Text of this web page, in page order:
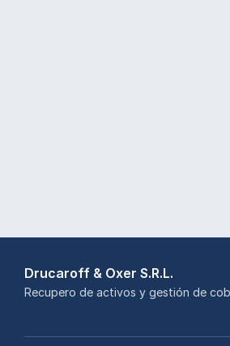
Drucaroff & Oxer S.R.L.
Recupero de activos y gestión de